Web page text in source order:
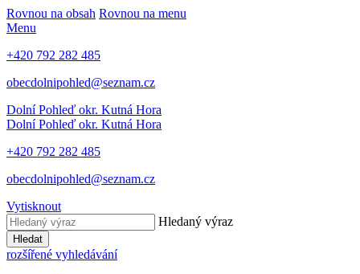
Rovnou na obsah Rovnou na menu
Menu
+420 792 282 485
obecdolnipohled@seznam.cz
Dolní Pohleď okr. Kutná Hora
Dolní Pohleď okr. Kutná Hora
+420 792 282 485
obecdolnipohled@seznam.cz
Vytisknout
Hledaný výraz
Hledat
rozšířené vyhledávání